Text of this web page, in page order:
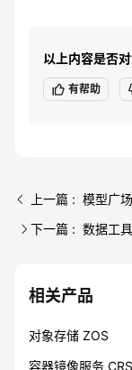
以上内容是否对
有帮助
上一篇 : 模型广场
下一篇 : 数据工具
相关产品
对象存储 ZOS
容器镜像服务 CRS